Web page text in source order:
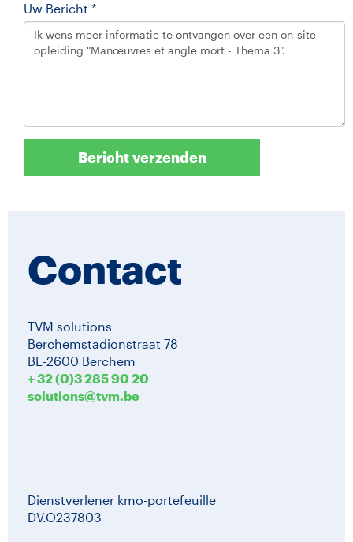
Uw Bericht *
Bericht verzenden
Contact
TVM solutions
Berchemstadionstraat 78
BE-2600 Berchem
+ 32 (0)3 285 90 20
solutions@tvm.be
Dienstverlener kmo-portefeuille
DV.O237803